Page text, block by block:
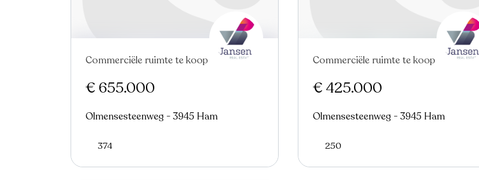
Commerciële ruimte te koop
€ 655.000
Olmensesteenweg - 3945 Ham
374
Commerciële ruimte te koop
€ 425.000
Olmensesteenweg - 3945 Ham
250